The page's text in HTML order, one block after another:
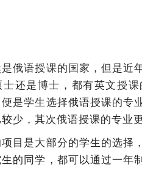
俄语授课的国家，但是近
士还是博士，都有英文授
是学生选择俄语授课的专
少，其次俄语授课的专业
目是大部分的学生的选择
的同学，都可以通过一年